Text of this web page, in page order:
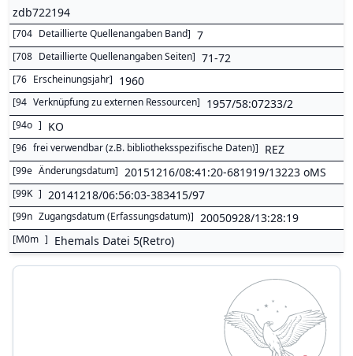
zdb722194
[704 Detaillierte Quellenangaben Band] 7
[708 Detaillierte Quellenangaben Seiten] 71-72
[76 Erscheinungsjahr] 1960
[94 Verknüpfung zu externen Ressourcen] 1957/58:07233/2
[94o ] KO
[96 frei verwendbar (z.B. bibliotheksspezifische Daten)] REZ
[99e Änderungsdatum] 20151216/08:41:20-681919/13223 oMS
[99K ] 20141218/06:56:03-383415/97
[99n Zugangsdatum (Erfassungsdatum)] 20050928/13:28:19
[M0m ] Ehemals Datei 5(Retro)